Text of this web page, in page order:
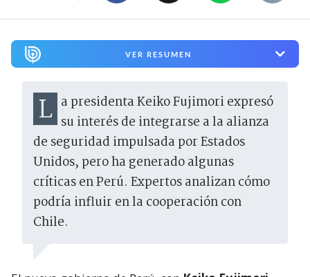
VER RESUMEN
La presidenta Keiko Fujimori expresó su interés de integrarse a la alianza
de seguridad impulsada por Estados
Unidos, pero ha generado algunas
críticas en Perú. Expertos analizan cómo
podría influir en la cooperación con
Chile.